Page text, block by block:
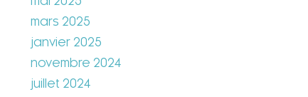
mars 2025
janvier 2025
novembre 2024
juillet 2024